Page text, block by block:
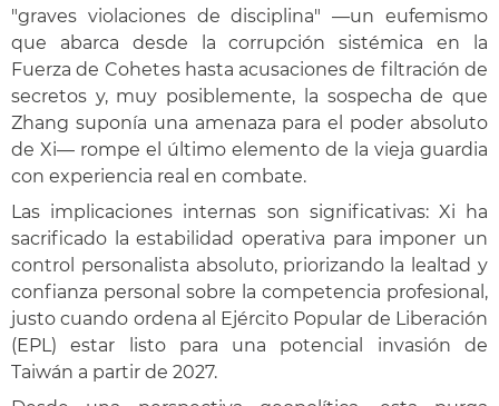
"graves violaciones de disciplina" —un eufemismo
que abarca desde la corrupción sistémica en la
Fuerza de Cohetes hasta acusaciones de filtración de
secretos y, muy posiblemente, la sospecha de que
Zhang suponía una amenaza para el poder absoluto
de Xi— rompe el último elemento de la vieja guardia
con experiencia real en combate.
Las implicaciones internas son significativas: Xi ha
sacrificado la estabilidad operativa para imponer un
control personalista absoluto, priorizando la lealtad y
confianza personal sobre la competencia profesional,
justo cuando ordena al Ejército Popular de Liberación
(EPL) estar listo para una potencial invasión de
Taiwán a partir de 2027.